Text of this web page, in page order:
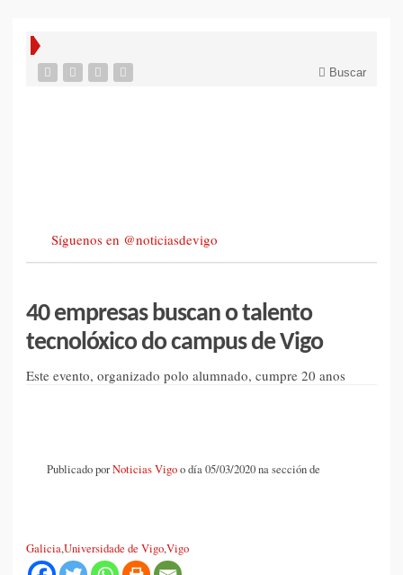
Buscar
Síguenos en @noticiasdevigo
40 empresas buscan o talento
tecnolóxico do campus de Vigo
Este evento, organizado polo alumnado, cumpre 20 anos
Publicado porNoticias Vigoo día 05/03/2020 na sección de
Galicia,Universidade de Vigo,Vigo